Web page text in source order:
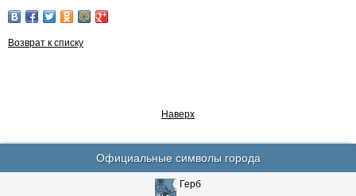
Возврат к списку
Наверх
Официальные символы города
Герб